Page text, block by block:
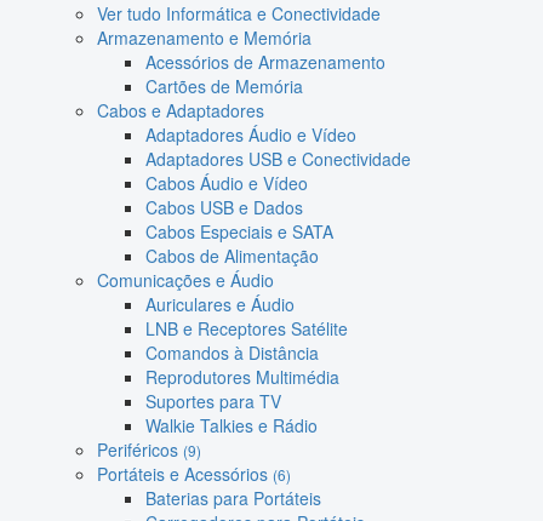
Ver tudo Informática e Conectividade
Armazenamento e Memória
Acessórios de Armazenamento
Cartões de Memória
Cabos e Adaptadores
Adaptadores Áudio e Vídeo
Adaptadores USB e Conectividade
Cabos Áudio e Vídeo
Cabos USB e Dados
Cabos Especiais e SATA
Cabos de Alimentação
Comunicações e Áudio
Auriculares e Áudio
LNB e Receptores Satélite
Comandos à Distância
Reprodutores Multimédia
Suportes para TV
Walkie Talkies e Rádio
Periféricos (9)
Portáteis e Acessórios (6)
Baterias para Portáteis